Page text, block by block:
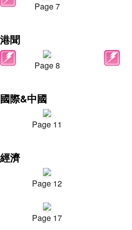
Page 7
港聞
Page 8
國際&中國
Page 11
經濟
Page 12
Page 17